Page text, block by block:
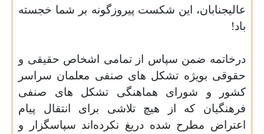
عالیجنابان، این شکست پیروزگونه بر شما خجسته
باد!
درخاتمه ضمن سپاس از تمامی اشخاص حقیقی و
حقوقی بویژه تشکل های صنفی معلمان سراسر
کشور و شورای هماهنگی تشکل
های صنفی
فرهنگیان که از هیچ تلاشی برای انتقال پیام
اعتراض مطرح شده دریغ نکرده‌اند سپاسگزار و